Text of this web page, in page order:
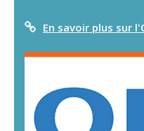
En savoir plus sur